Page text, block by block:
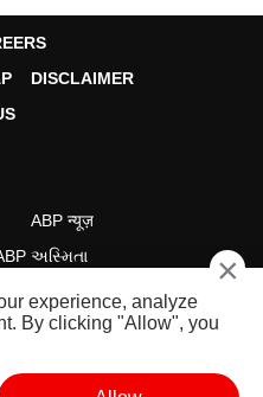
DISCLAIMER
ABP न्यूज़
અસ્મિતા
ABP நாடு ABP దేశం ×
experience, analyze
By clicking "Allow", you